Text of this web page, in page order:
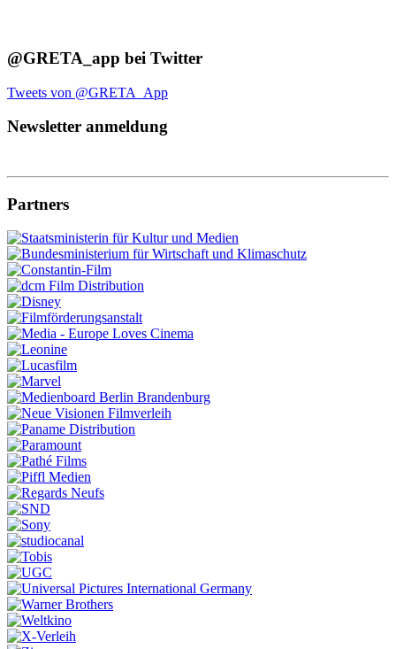
@GRETA_app bei Twitter
Tweets von @GRETA_App
Newsletter anmeldung
Partners